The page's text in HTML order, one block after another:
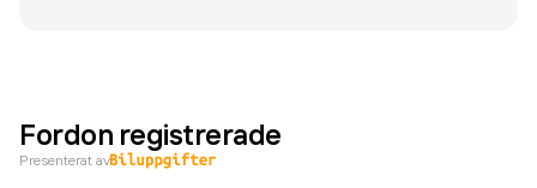
Fordon registrerade
Presenterat av